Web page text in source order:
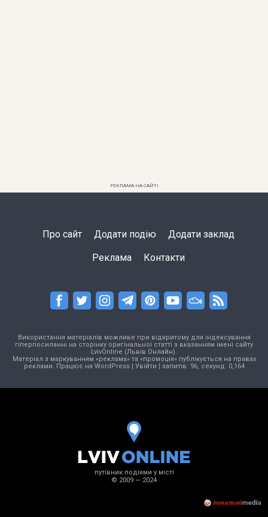
РЕКЛАМА НА САЙТІ
Про сайт Додати подію Додати заклад
Реклама Контакти
Використання матеріалів можливе при відкритому для індексування
гіперпосиланні на сторінку оригінальної статті з вказанням імені сайту
LvivOnline (Львів Онлайн).
Матеріал з маркуванням «реклама» та «промоція» публікується на правах
реклами. Працює на WordPress| Увійти | запитів: 96, секунд: 0,164
путівник подіями у місті
© 2009 — 2024